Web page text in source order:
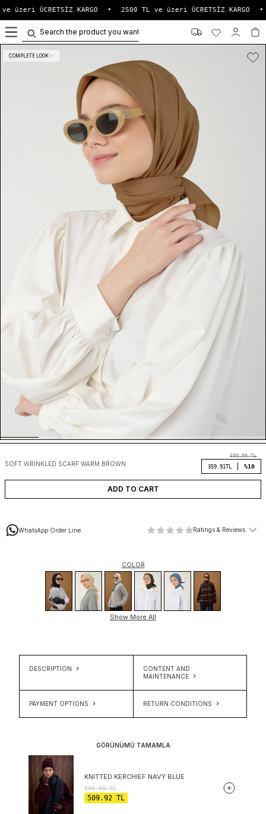
üzeri ÜCRETSİZ KARGO 2500 TL ve üzeri ÜCRETSİZ KARGO
COMPLETE LOOK
SOFT WRINKLED SCARF WARM BROWN
399.90TL
359.91 TL %10
ADD TO CART
WhatsApp Order Line Ratings & Reviews
COLOR
Show More All
DESCRIPTION
CONTENT AND
MAINTENANCE
PAYMENT OPTIONS RETURN CONDITIONS
GÖRÜNÜMÜ TAMAMLA
KNITTED KERCHIEF NAVY BLUE
599.90TL
509.92 TL